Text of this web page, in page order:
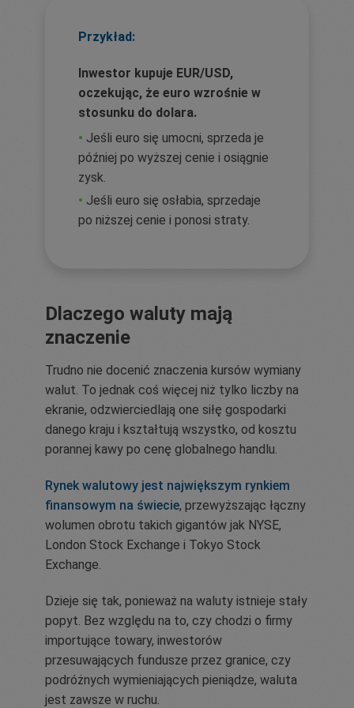
Przykład:
Inwestor kupuje EUR/USD,
oczekując, że euro wzrośnie w
stosunku do dolara.
• Jeśli euro się umocni, sprzeda je
później po wyższej cenie i osiągnie
zysk.
• Jeśli euro się osłabia, sprzedaje
po niższej cenie i ponosi straty.
Dlaczego waluty mają
znaczenie
Trudno nie docenić znaczenia kursów wymiany
walut. To jednak coś więcej niż tylko liczby na
ekranie, odzwierciedlają one siłę gospodarki
danego kraju i kształtują wszystko, od kosztu
porannej kawy po cenę globalnego handlu.
Rynek walutowy jest największym rynkiem
finansowym na świecie, przewyższając łączny
wolumen obrotu takich gigantów jak NYSE,
London Stock Exchange i Tokyo Stock
Exchange.
Dzieje się tak, ponieważ na waluty istnieje stały
popyt. Bez względu na to, czy chodzi o firmy
importujące towary, inwestorów
przesuwających fundusze przez granice, czy
podróżnych wymieniających pieniądze, waluta
jest zawsze w ruchu.